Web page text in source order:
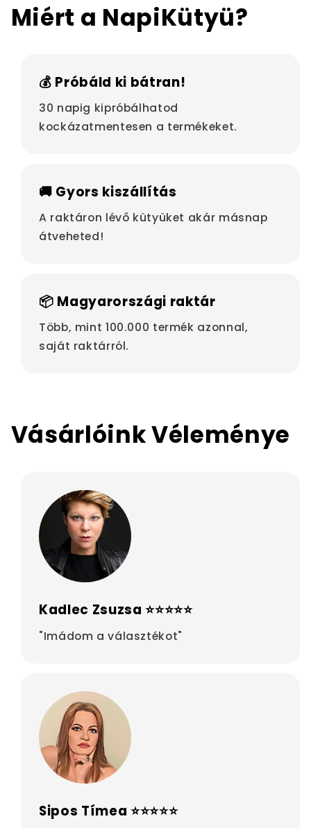
Miért a NapiKütyü?
💰 Próbáld ki bátran!
30 napig kipróbálhatod
kockázatmentesen a termékeket.
🚚 Gyors kiszállítás
A raktáron lévő kütyüket akár másnap
átveheted!
📦 Magyarországi raktár
Több, mint 100.000 termék azonnal,
saját raktárról.
Vásárlóink Véleménye
Kadlec Zsuzsa ⭐⭐⭐⭐⭐
"Imádom a választékot"
Sipos Tímea ⭐⭐⭐⭐⭐